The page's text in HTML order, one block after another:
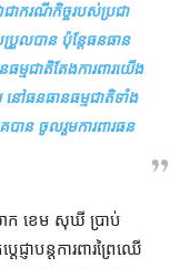
ជា​ករណី​កិច្ច​របស់​ប្រជា
រួល​បាន ប៉ុន្តែ​ធនធាន
ម្មជាតិ​តែងការ​ពារ​យើង​
នៅ​ធនធានធម្មជាតិ​ទាំង
ាន ចូលរួម​ការពារ​ធន​
ោក ខេម សុឃី ប្រាប់​
ញា​បន្ត​ការពារ​ព្រៃឈើ